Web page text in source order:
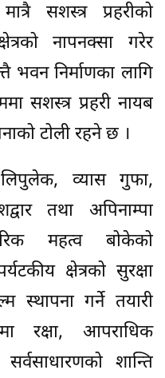
सशस्त्र प्रहरीको
नापनक्सा गरेर
भवन निर्माणका लागि
सशस्त्र प्रहरी नायब
टोली रहने छ ।
व्यास गुफा,
तथा अपिनाम्पा
महत्व बोकेको
क्षेत्रको सुरक्षा
स्थापना गर्ने तयारी
रक्षा, आपराधिक
शान्ति